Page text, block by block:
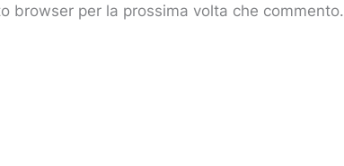
browser per la prossima volta che commento.